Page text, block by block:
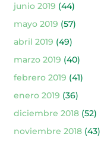
junio 2019 (44)
mayo 2019 (57)
abril 2019 (49)
marzo 2019 (40)
febrero 2019 (41)
enero 2019 (36)
diciembre 2018(52)
noviembre 2018(43)